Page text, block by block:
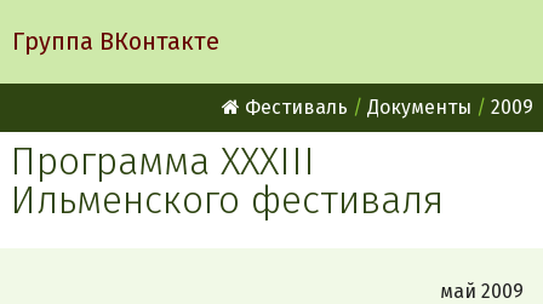
Группа ВКонтакте
Фестиваль Документы 2009
Программа ХХХIII
Ильменского фестиваля
май 2009